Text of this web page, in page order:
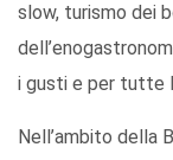
slow, turismo dei
i gusti e per tutte
Nell’ambito